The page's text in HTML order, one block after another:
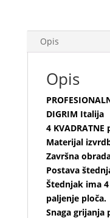
Opis
Opis
DIGRIM Italija
4 KVADRATNE
Materijal
Završna obrada
Postava
Štednjak ima
paljenje ploča.
Snaga grijanja